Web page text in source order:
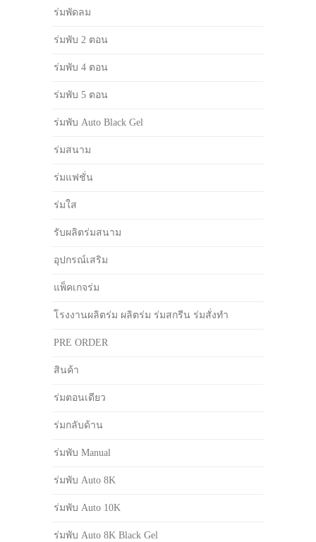
ร่มพัดลม
ร่มพับ 2 ตอน
ร่มพับ 4 ตอน
ร่มพับ 5 ตอน
ร่มพับ Auto Black Gel
ร่มสนาม
ร่มแฟชั่น
ร่มใส
รับผลิตร่มสนาม
อุปกรณ์เสริม
แพ็คเกจร่ม
โรงงานผลิตร่ม ผลิตร่ม ร่มสกรีน ร่มสั่งทำ
PRE ORDER
สินค้า
ร่มตอนเดียว
ร่มกลับด้าน
ร่มพับ Manual
ร่มพับ Auto 8K
ร่มพับ Auto 10K
ร่มพับ Auto 8K Black Gel